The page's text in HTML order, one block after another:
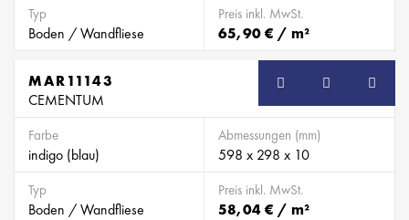
Typ
Boden / Wandfliese
Preis inkl. MwSt.
65,90 € / m²
MAR11143
CEMENTUM
Farbe
indigo (blau)
Abmessungen (mm)
598 x 298 x 10
Typ
Boden / Wandfliese
Preis inkl. MwSt.
58,04 € / m²